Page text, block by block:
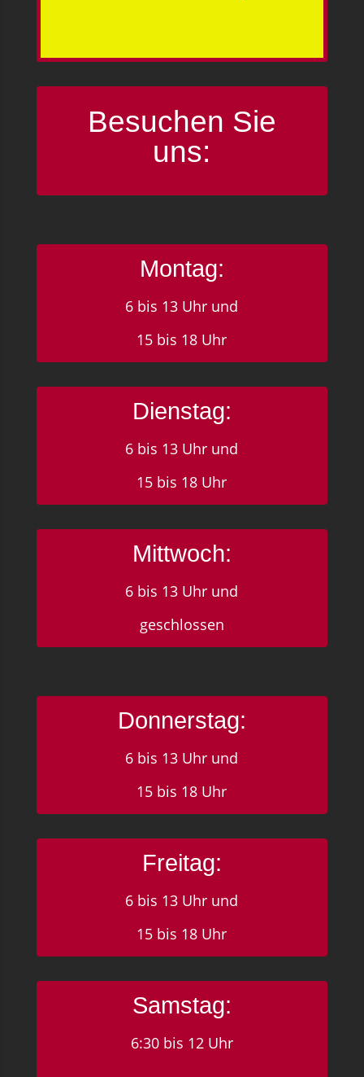
Besuchen Sie
uns:
Montag:
6 bis 13 Uhr und
15 bis 18 Uhr
Dienstag:
6 bis 13 Uhr und
15 bis 18 Uhr
Mittwoch:
6 bis 13 Uhr und
geschlossen
Donnerstag:
6 bis 13 Uhr und
15 bis 18 Uhr
Freitag:
6 bis 13 Uhr und
15 bis 18 Uhr
Samstag:
6:30 bis 12 Uhr